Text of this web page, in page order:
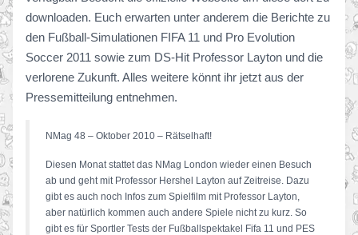
downloaden. Euch erwarten unter anderem die Berichte zu
den Fußball-Simulationen FIFA 11 und Pro Evolution
Soccer 2011 sowie zum DS-Hit Professor Layton und die
verlorene Zukunft. Alles weitere könnt ihr jetzt aus der
Pressemitteilung entnehmen.
NMag 48 – Oktober 2010 – Rätselhaft!
Diesen Monat stattet das NMag London wieder einen Besuch
ab und geht mit Professor Hershel Layton auf Zeitreise. Dazu
gibt es auch noch Infos zum Spielfilm mit Professor Layton,
aber natürlich kommen auch andere Spiele nicht zu kurz. So
gibt es für Sportler Tests der Fußballspektakel Fifa 11 und PES